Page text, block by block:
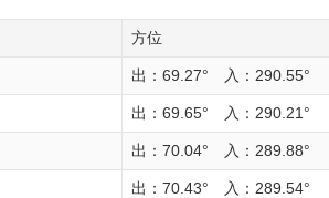
方位
出：69.27° 入：290.55°
出：69.65° 入：290.21°
出：70.04° 入：289.88°
出：70.43° 入：289.54°